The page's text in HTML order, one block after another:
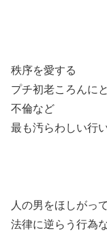
秩序を愛する
プチ初老ころんに
不倫など
最も汚らわしい行
人の男をほしがって
法律に逆らう行為